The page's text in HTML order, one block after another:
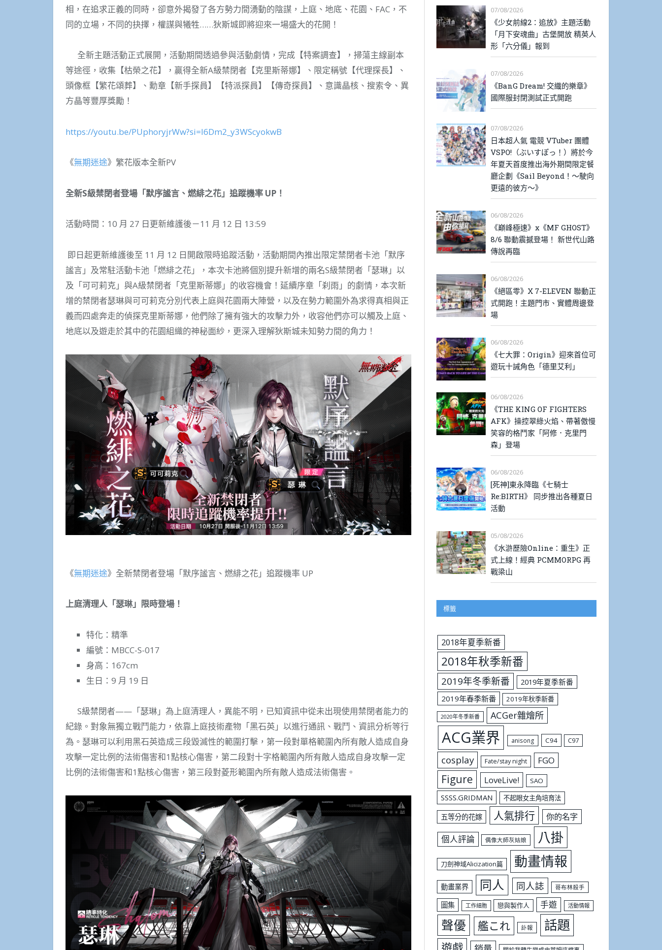
相，在追求正義的同時，卻意外揭發了各方勢力間湧動的陰謀，上庭、地底、花園、FAC，不
同的立場，不同的抉擇，權謀與犧牲……狄斯城即將迎來一場盛大的花開！
全新主題活動正式展開，活動期間透過參與活動劇情，完成【特案調查】，掃蕩主線副本
等途徑，收集【枯榮之花】，贏得全新A級禁閉者【克里斯蒂娜】、限定稱號【代理探長】、
頭像框【繁花頌葬】、勳章【新手探員】【特派探員】【傳奇探員】、意識晶核、搜索令、異
方晶等豐厚獎勵！
https://youtu.be/PUphoryjrWw?si=l6Dm2_y3WScyokwB
《無期迷途》繁花版本全新PV
全新S級禁閉者登場「默序謐言、燃緋之花」追蹤機率 UP！
活動時間：10 月 27 日更新維護後－11 月 12 日 13:59
即日起更新維護後至 11 月 12 日開啟限時追蹤活動，活動期間內推出限定禁閉者卡池「默序
謐言」及常駐活動卡池「燃緋之花」，本次卡池將個別提升新增的兩名S級禁閉者「瑟琳」以
及「可可莉克」與A級禁閉者「克里斯蒂娜」的收容機會！延續序章「刹雨」的劇情，本次新
增的禁閉者瑟琳與可可莉克分別代表上庭與花園兩大陣營，以及在勢力範圍外為求得真相與正
義而四處奔走的偵探克里斯蒂娜，他們除了擁有強大的攻擊力外，收容他們亦可以觸及上庭、
地底以及遊走於其中的花園組織的神秘面紗，更深入理解狄斯城未知勢力間的角力！
《無期迷途》全新禁閉者登場「默序謐言、燃緋之花」追蹤機率 UP
上庭清理人「瑟琳」限時登場！
特化：精準
編號：MBCC-S-017
身高：167cm
生日：9 月 19 日
S級禁閉者——「瑟琳」為上庭清理人，異能不明，已知資訊中從未出現使用禁閉者能力的
紀錄。對象無獨立戰鬥能力，依靠上庭技術產物「黑石英」以進行通訊、戰鬥、資訊分析等行
為。瑟琳可以利用黑石英造成三段毀滅性的範圍打擊，第一段對單格範圍內所有敵人造成自身
攻擊一定比例的法術傷害和1點核心傷害，第二段對十字格範圍內所有敵人造成自身攻擊一定
比例的法術傷害和1點核心傷害，第三段對菱形範圍內所有敵人造成法術傷害。
07/08/2026
《少女前線2：追放》主題活動
「月下安魂曲」古堡開放 精英人
形「六分儀」報到
07/08/2026
《BanG Dream! 交織的樂章》
國際服封閉測試正式開跑
07/08/2026
日本超人氣 電競 VTuber 團體
VSPO!（ぶいすぽっ！）將於今
年夏天首度推出海外期間限定餐
廳企劃《Sail Beyond！～駛向
更遠的彼方～》
06/08/2026
《巔峰極速》x《MF GHOST》
8/6 聯動震撼登場！ 新世代山路
傳說再臨
06/08/2026
《絕區零》X 7-ELEVEN 聯動正
式開跑！主題門市、實體周邊登
場
06/08/2026
《七大罪：Origin》迎來首位可
遊玩十誡角色「德里艾利」
06/08/2026
《THE KING OF FIGHTERS
AFK》操控翠綠火焰、帶著傲慢
笑容的格鬥家「阿修．克里門
森」登場
06/08/2026
[死神]東永降臨《七騎士
Re:BIRTH》 同步推出各種夏日
活動
05/08/2026
《水滸歷險Online：重生》正
式上線！經典 PCMMORPG 再
戰梁山
標籤
2018年夏季新番
2018年秋季新番
2019年冬季新番
2019年夏季新番
2019年春季新番
2019年秋季新番
2020年冬季新番 ACGer雜燴所
ACG業界 anisong C94 C97
cosplay Fate/stay night FGO
Figure LoveLive! SAO
SSSS.GRIDMAN 不起眼女主角培育法
五等分的花嫁 人氣排行 你的名字
個人評論 偶像大師灰姑娘 八掛
刀劍神域Alicization篇 動畫情報
動畫業界 同人 同人誌 哥布林殺手
圖集 工作細胞 戀與製作人 手遊 活動情報
聲優 艦これ 訃報 話題